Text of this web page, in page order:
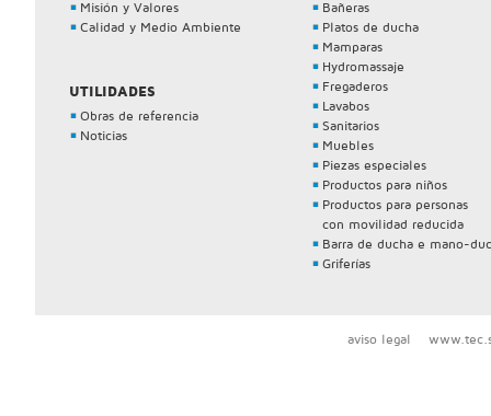
Misión y Valores
Calidad y Medio Ambiente
UTILIDADES
Obras de referencia
Noticias
Bañeras
Platos de ducha
Mamparas
Hydromassaje
Fregaderos
Lavabos
Sanitarios
Muebles
Piezas especiales
Productos para niños
Productos para personas
con movilidad reducida
Barra de ducha e mano-
Griferías
aviso legal